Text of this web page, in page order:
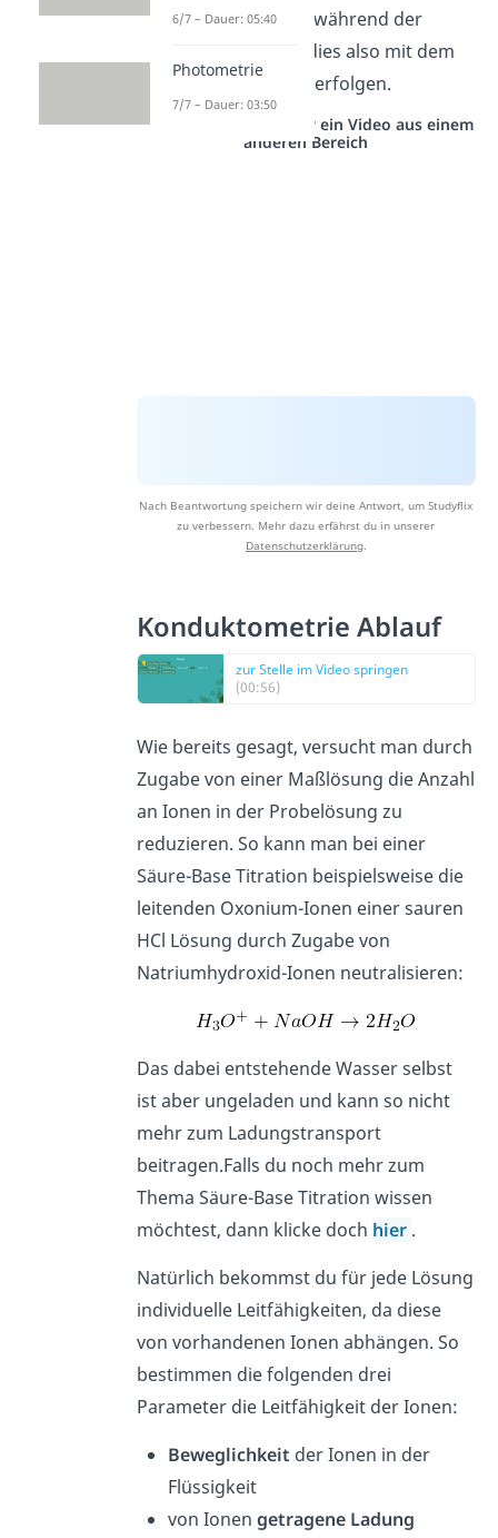
nun die Leitfähigkeit während der
Titration, kann man dies also mit dem
Konduktometer
mitverfolgen.
Studyflix vernetzt: Hier ein Video aus einem
anderen Bereich
Nach Beantwortung speichern wir deine Antwort, um Studyflix
zu verbessern. Mehr dazu erfährst du in unserer
Datenschutzerklärung.
Konduktometrie Ablauf
zur Stelle im Video springen
(00:56)
Wie bereits gesagt, versucht man durch
Zugabe von einer Maßlösung die Anzahl
an Ionen in der Probelösung zu
reduzieren. So kann man bei einer
Säure-Base Titration beispielsweise die
leitenden Oxonium-Ionen einer sauren
HCl Lösung durch Zugabe von
Natriumhydroxid-Ionen neutralisieren:
Das dabei entstehende Wasser selbst
ist aber ungeladen und kann so nicht
mehr zum Ladungstransport
beitragen.Falls du noch mehr zum
Thema Säure-Base Titration wissen
möchtest, dann klicke doch hier .
Natürlich bekommst du für jede Lösung
individuelle Leitfähigkeiten, da diese
von vorhandenen Ionen abhängen. So
bestimmen die folgenden drei
Parameter die Leitfähigkeit der Ionen:
Beweglichkeit der Ionen in der
Flüssigkeit
von Ionen getragene Ladung
6/7 – Dauer: 05:40
Photometrie
7/7 – Dauer: 03:50